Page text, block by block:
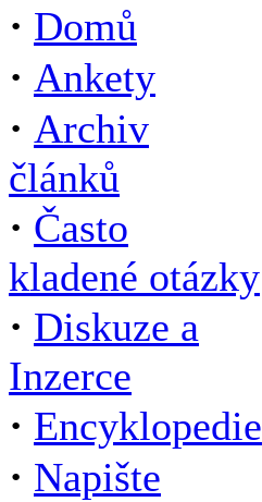
· Domů
· Ankety
· Archiv
článků
· Často
kladené otázky
· Diskuze a
Inzerce
· Encyklopedie
· Napište